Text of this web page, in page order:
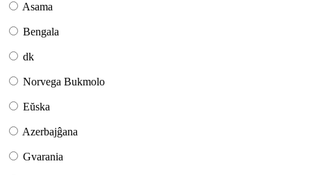
Asama
Bengala
dk
Norvega Bukmolo
Eŭska
Azerbajĝana
Gvarania